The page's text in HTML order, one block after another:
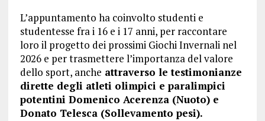
L’appuntamento ha coinvolto studenti e
studentesse fra i 16 e i 17 anni, per raccontare
loro il progetto dei prossimi Giochi Invernali nel
2026 e per trasmettere l’importanza del valore
dello sport, anche attraverso le testimonianze
dirette degli atleti olimpici e paralimpici
potentini Domenico Acerenza (Nuoto) e
Donato Telesca (Sollevamento pesi).